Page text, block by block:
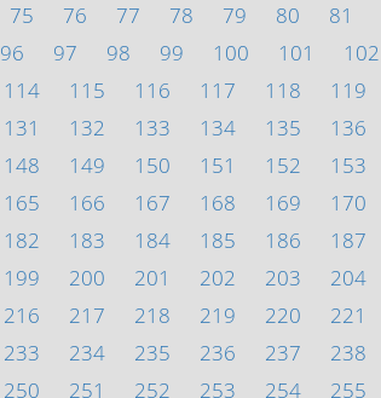
75 76 77 78 79 80 81
96 97 98 99 100 101 102
114 115 116 117 118 119
131 132 133 134 135 136
148 149 150 151 152 153
165 166 167 168 169 170
182 183 184 185 186 187
199 200 201 202 203 204
216 217 218 219 220 221
233 234 235 236 237 238
250 251 252 253 254 255